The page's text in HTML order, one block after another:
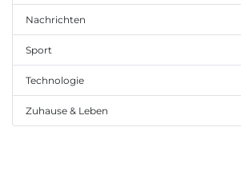
Nachrichten
Sport
Technologie
Zuhause & Leben